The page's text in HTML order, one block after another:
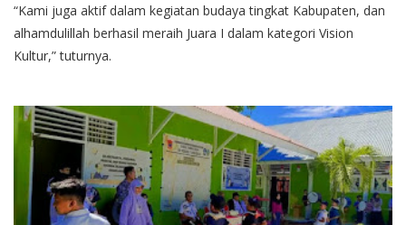
“Kami juga aktif dalam kegiatan budaya tingkat Kabupaten, dan
alhamdulillah berhasil meraih Juara I dalam kategori Vision
Kultur,” tuturnya.